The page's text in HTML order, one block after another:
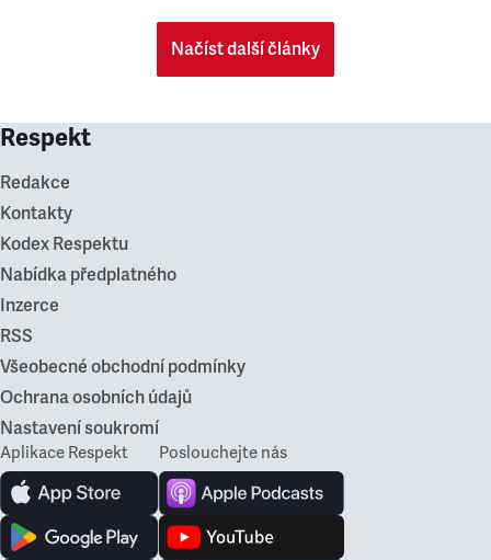
Načíst další články
Respekt
Redakce
Kontakty
Kodex Respektu
Nabídka předplatného
Inzerce
RSS
Všeobecné obchodní podmínky
Ochrana osobních údajů
Nastavení soukromí
Aplikace Respekt Poslouchejte nás